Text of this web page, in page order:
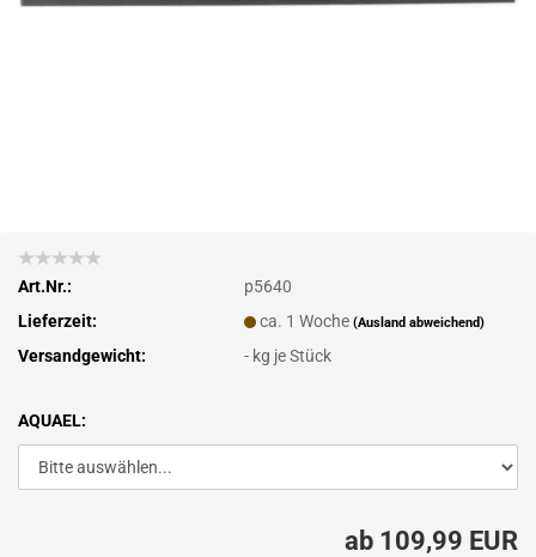
Art.Nr.:
p5640
Lieferzeit:
ca. 1 Woche(Ausland abweichend)
Versandgewicht: - kg je Stück
AQUAEL:
ab 109,99 EUR